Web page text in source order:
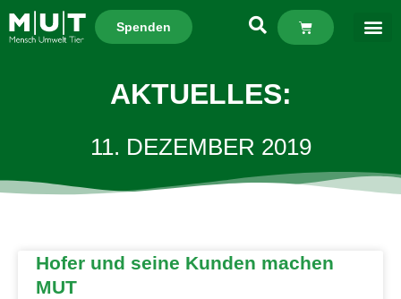
Spenden
AKTUELLES:
11. DEZEMBER 2019
Hofer und seine Kunden machen
MUT